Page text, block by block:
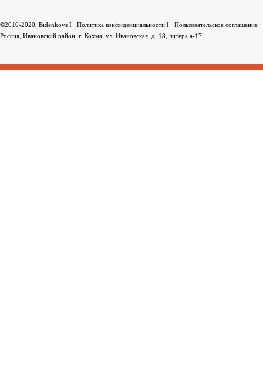
©2010-2020, Bidenkovs I Политика конфиденциальности I
Пользовательское соглашение
Россия, Ивановский район, г. Кохма, ул. Ивановская, д. 18, литера а-17